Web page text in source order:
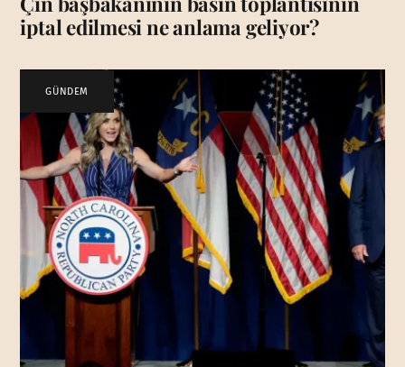
iptal edilmesi ne anlama geliyor?
GÜNDEM